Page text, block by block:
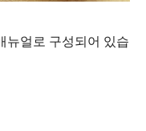
뉴얼로 구성되어 있습